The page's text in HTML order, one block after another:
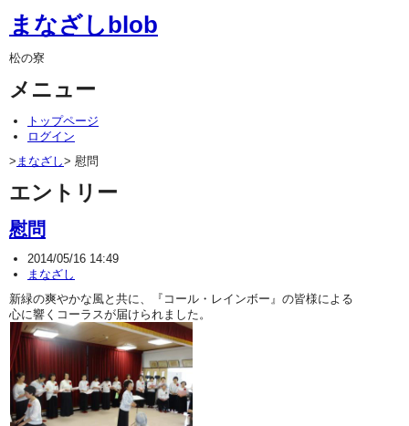
まなざしblob
松の寮
メニュー
トップページ
ログイン
> まなざし> 慰問
エントリー
慰問
2014/05/16 14:49
まなざし
新緑の爽やかな風と共に、『コール・レインボー』の皆様による
心に響くコーラスが届けられました。